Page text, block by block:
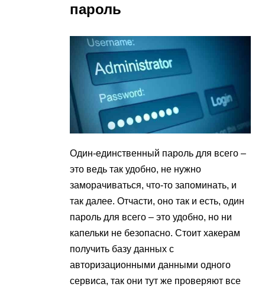
пароль
Один-единственный пароль для всего –
это ведь так удобно, не нужно
заморачиваться, что-то запоминать, и
так далее. Отчасти, оно так и есть, один
пароль для всего – это удобно, но ни
капельки не безопасно. Стоит хакерам
получить базу данных с
авторизационными данными одного
сервиса, так они тут же проверяют все